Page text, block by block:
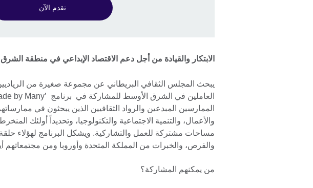
تقدم الآن
الابتكار والقيادة من أجل دعم الاقتصاد الإبداعي في منطقة
يبحث المجلس الثقافي البريطاني عن مجموعة صغيرة من
الممارسين المبدعين والرواد الثقافيين الذين يبحثون في
والأعمال، والتنمية الاجتماعية والتكنولوجيا، وتحديداً أولئك
مساحات مشتركة للعمل والتشاركية. ويشكل البرنامج لهؤلاء
والفرص، والخبرات من المملكة المتحدة وأوروبا ومن مجتمعاتهم
من يمكنهم المشاركة؟